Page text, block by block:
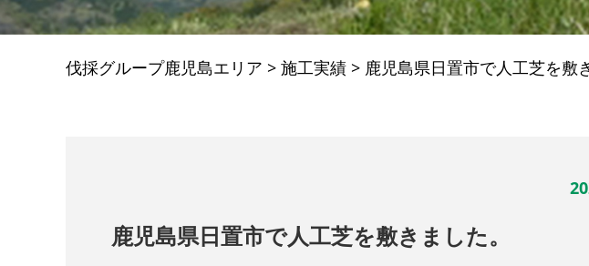
伐採グループ鹿児島エリア > 施工実績 > 鹿児島県日置市で人工芝を敷
鹿児島県日置市で人工芝を敷きました。